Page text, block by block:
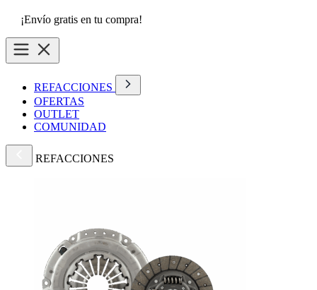
¡Envío gratis en tu compra!
REFACCIONES
OFERTAS
OUTLET
COMUNIDAD
REFACCIONES